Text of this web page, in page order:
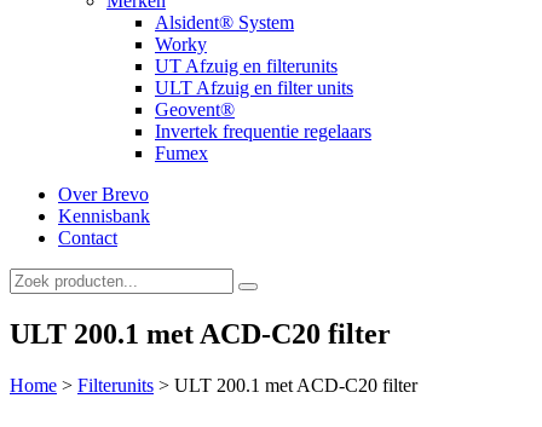
Alsident® System
Worky
UT Afzuig en filterunits
ULT Afzuig en filter units
Geovent®
Invertek frequentie regelaars
Fumex
Over Brevo
Kennisbank
Contact
ULT 200.1 met ACD-C20 filter
Home > Filterunits > ULT 200.1 met ACD-C20 filter